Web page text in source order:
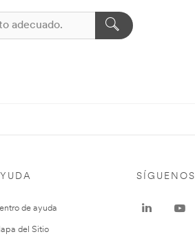
de ayuda
del Sitio
SÍGUENOS